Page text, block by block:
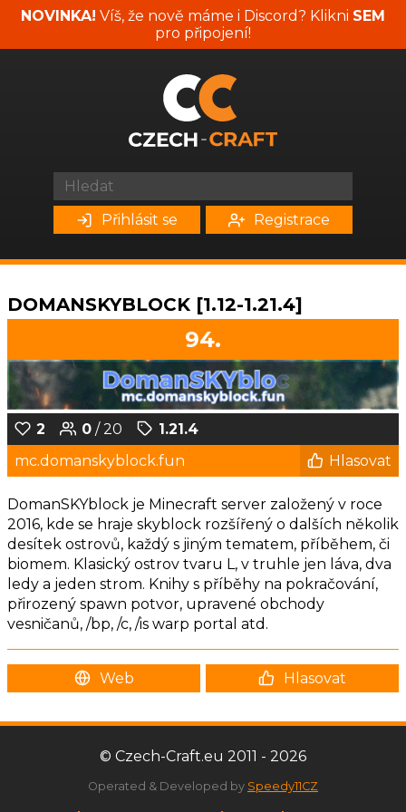
NOVINKA! Víš, že nově máme i Discord? Klikni SEM
pro připojení!
Přihlásit se Registrace
DOMANSKYBLOCK [1.12-1.21.4]
94.
2 0 / 20
1.21.4
mc.domanskyblock.fun
Hlasovat
DomanSKYblock je Minecraft server založený v roce
2016, kde se hraje skyblock rozšířený o dalších několik
desítek ostrovů, každý s jiným tematem, příběhem, či
biomem. Klasický ostrov tvaru L, v truhle jen láva, dva
ledy a jeden strom. Knihy s příběhy na pokračování,
přirozený spawn potvor, upravené obchody
vesničanů, /bp, /c, /is warp portal atd.
Web Hlasovat
© Czech-Craft.eu 2011 - 2026
Operated & Developed by Speedy11CZ